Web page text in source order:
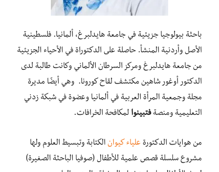
باحثة بيولوجيا جزيئية في جامعة هايدلبرغ، ألمانيا. فلسطينية
الأصل وأردنية المنشأ. حاصلة على الدكتوراة في الأحياء الجزيئية
من جامعة هايدلبرغ ومركز السرطان الألماني وكانت طالبة لدى
الدكتور أوغور شاهين مكتشف لقاح كورونا. وهي أيضًا مديرة
مجلة وجمعية المرأة العربية في ألمانيا وعضوة في شبكة زدني
التعليمية ومنصةفتبينوا لمكافحة الخرافات.
من هوايات الدكتورة علياء كيوان الكتابة وتبسيط العلوم ولها
مشروع سلسلة قصص علمية للأطفال (صوفيا الباحثة الصغيرة)